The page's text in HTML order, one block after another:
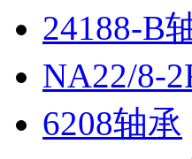
24188-B
NA22/8-
6208轴承